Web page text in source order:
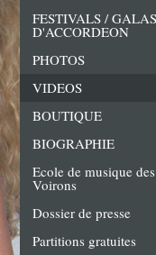
FESTIVALS / GALAS
D'ACCORDEON
PHOTOS
VIDEOS
BOUTIQUE
BIOGRAPHIE
Ecole de musique des
Voirons
Dossier de presse
Partitions gratuites